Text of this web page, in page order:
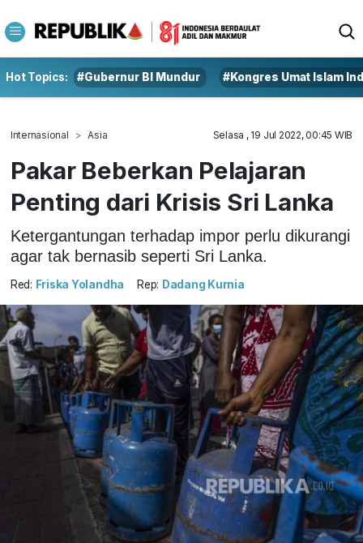
Hot Topics: #Gubernur BI Mundur #Kongres Umat Islam
Internasional Asia Selasa , 19 Jul 2022, 00:45 WIB
Pakar Beberkan Pelajaran
Penting dari Krisis Sri Lanka
Ketergantungan terhadap impor perlu dikurangi
agar tak bernasib seperti Sri Lanka.
Red: Friska Yolandha Rep: Dadang Kurnia